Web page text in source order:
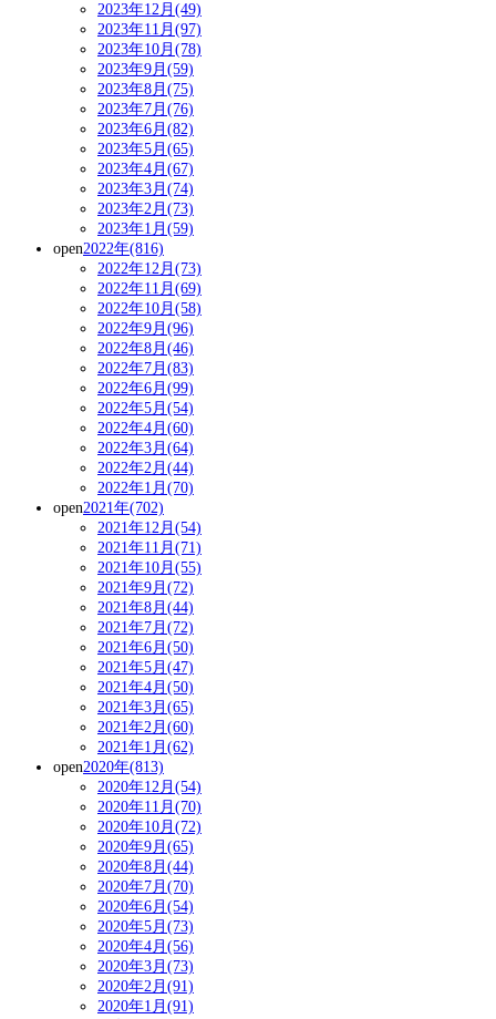
2023年12月(49)
2023年11月(97)
2023年10月(78)
2023年9月(59)
2023年8月(75)
2023年7月(76)
2023年6月(82)
2023年5月(65)
2023年4月(67)
2023年3月(74)
2023年2月(73)
2023年1月(59)
open2022年(816)
2022年12月(73)
2022年11月(69)
2022年10月(58)
2022年9月(96)
2022年8月(46)
2022年7月(83)
2022年6月(99)
2022年5月(54)
2022年4月(60)
2022年3月(64)
2022年2月(44)
2022年1月(70)
open2021年(702)
2021年12月(54)
2021年11月(71)
2021年10月(55)
2021年9月(72)
2021年8月(44)
2021年7月(72)
2021年6月(50)
2021年5月(47)
2021年4月(50)
2021年3月(65)
2021年2月(60)
2021年1月(62)
open2020年(813)
2020年12月(54)
2020年11月(70)
2020年10月(72)
2020年9月(65)
2020年8月(44)
2020年7月(70)
2020年6月(54)
2020年5月(73)
2020年4月(56)
2020年3月(73)
2020年2月(91)
2020年1月(91)